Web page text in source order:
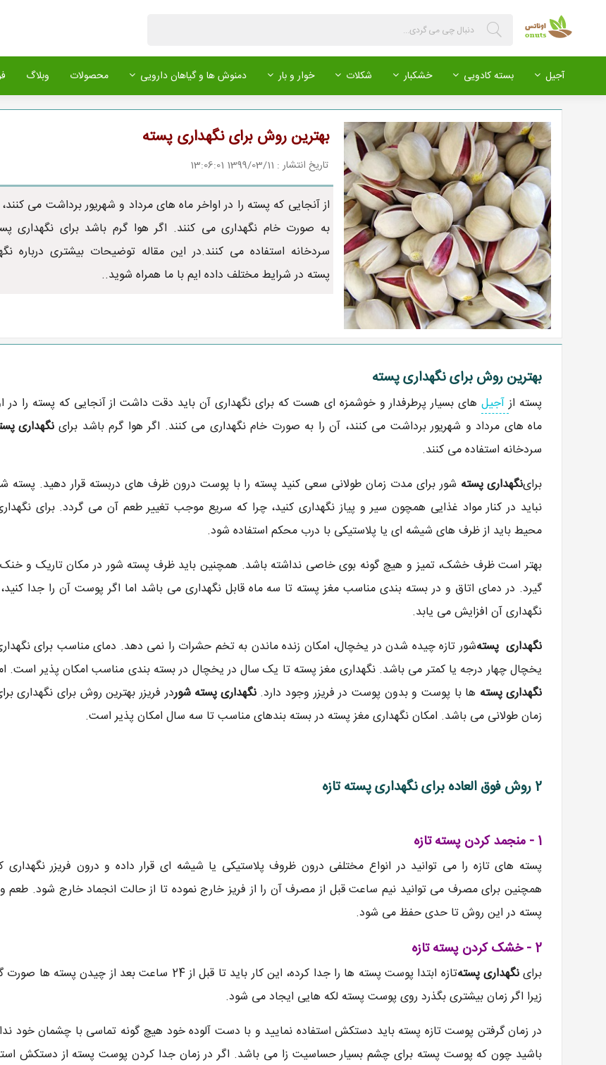
آجیل بسته کادویی خشکبار شکلات خوار و بار دمنوش ها و گیاهان دارویی محصولات وبلاگ
بهترین روش برای نگهداری پسته
تاریخ انتشار : 1399/03/11 13:06:01
از آنجایی که پسته را در اواخر ماه های مرداد و شهریور برداشت می کنند،
به صورت خام نگهداری می کنند. اگر هوا گرم باشد برای نگهداری
سردخانه استفاده می کنند.در این مقاله توضیحات بیشتری درباره
پسته در شرایط مختلف داده ایم با ما همراه شوید..
بهترین روش برای نگهداری پسته
پسته ازآجیلهای بسیار پرطرفدار و خوشمزه ای هست که برای نگهداری آن باید دقت داشت از آنجایی که پسته را در
ماه های مرداد و شهریور برداشت می کنند، آن را به صورت خام نگهداری می کنند. اگر هوا گرم باشد براینگهداری
سردخانه استفاده می کنند.
براینگهداری پسته شور برای مدت زمان طولانی سعی کنید پسته را با پوست درون ظرف های دربسته قرار دهید. پسته
نباید در کنار مواد غذایی همچون سیر و پیاز نگهداری کنید، چرا که سریع موجب تغییر طعم آن می گردد. برای
محیط باید از ظرف های شیشه ای یا پلاستیکی با درب محکم استفاده شود.
بهتر است ظرف خشک، تمیز و هیچ گونه بوی خاصی نداشته باشد. همچنین باید ظرف پسته شور در مکان تاریک و خنک
گیرد. در دمای اتاق و در بسته بندی مناسب مغز پسته تا سه ماه قابل نگهداری می باشد اما اگر پوست آن را جدا
نگهداری آن افزایش می یابد.
نگهداری پستهشور تازه چیده شدن در یخچال، امکان زنده ماندن به تخم حشرات را نمی دهد. دمای مناسب برای
یخچال چهار درجه یا کمتر می باشد. نگهداری مغز پسته تا یک سال در یخچال در بسته بندی مناسب امکان پذیر است.
نگهداری پسته ها با پوست و بدون پوست در فریزر وجود دارد.نگهداری پسته شوردر فریزر بهترین روش برای نگهداری
زمان طولانی می باشد. امکان نگهداری مغز پسته در بسته بندهای مناسب تا سه سال امکان پذیر است.
2 روش فوق العاده برای نگهداری پسته تازه
1 - منجمد کردن پسته تازه
پسته های تازه را می توانید در انواع مختلفی درون ظروف پلاستیکی یا شیشه ای قرار داده و درون فریزر نگهداری
همچنین برای مصرف می توانید نیم ساعت قبل از مصرف آن را از فریز خارج نموده تا از حالت انجماد خارج شود. طعم
پسته در این روش تا حدی حفظ می شود.
2 - خشک کردن پسته تازه
براینگهداری پسته
تازه ابتدا پوست پسته ها را جدا کرده، این کار باید تا قبل از 24 ساعت بعد از چیدن پسته
زیرا اگر زمان بیشتری بگذرد روی پوست پسته لکه هایی ایجاد می شود.
در زمان گرفتن پوست تازه پسته باید دستکش استفاده نمایید و با دست آلوده خود هیچ گونه تماسی با چشمان خود
باشید چون که پوست پسته برای چشم بسیار حساسیت زا می باشد. اگر در زمان جدا کردن پوست پسته از دستکش